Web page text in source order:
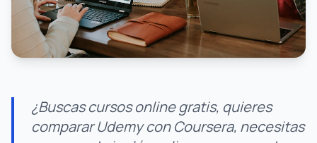
¿Buscas cursos online gratis, quieres
comparar Udemy con Coursera, necesitas